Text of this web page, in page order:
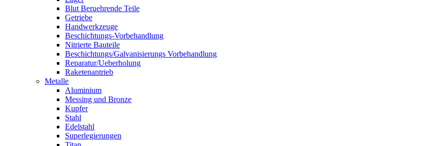
Blut Beruehrende Teile
Getriebe
Handwerkzeuge
Beschichtungs-Vorbehandlung
Nitrierte Bauteile
Beschichtungs/Galvanisierungs Vorbehandlung
Reparatur/Ueberholung
Raketenantrieb
Metalle
Aluminium
Messing und Bronze
Kupfer
Stahl
Edelstahl
Superlegierungen